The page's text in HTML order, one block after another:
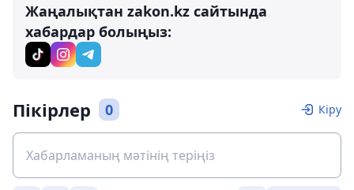
Жаңалықтан zakon.kz сайтында
хабардар болыңыз:
Пікірлер 0 Кіру